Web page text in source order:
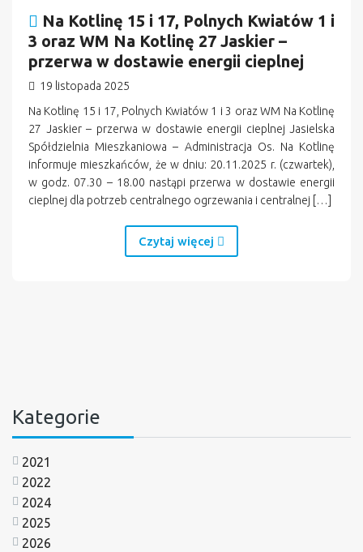
Na Kotlinę 15 i 17, Polnych Kwiatów 1 i
3 oraz WM Na Kotlinę 27 Jaskier –
przerwa w dostawie energii cieplnej
19 listopada 2025
Na Kotlinę 15 i 17, Polnych Kwiatów 1 i 3 oraz WM Na Kotlinę
27 Jaskier – przerwa w dostawie energii cieplnej Jasielska
Spółdzielnia Mieszkaniowa – Administracja Os. Na Kotlinę
informuje mieszkańców, że w dniu: 20.11.2025 r. (czwartek),
w godz. 07.30 – 18.00 nastąpi przerwa w dostawie energii
cieplnej dla potrzeb centralnego ogrzewania i centralnej […]
Czytaj więcej
Kategorie
2021
2022
2024
2025
2026